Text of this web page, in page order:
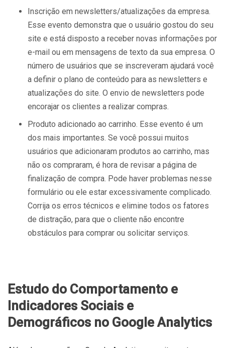
Inscrição em newsletters/atualizações da empresa.
Esse evento demonstra que o usuário gostou do seu
site e está disposto a receber novas informações por
e-mail ou em mensagens de texto da sua empresa. O
número de usuários que se inscreveram ajudará você
a definir o plano de conteúdo para as newsletters e
atualizações do site. O envio de newsletters pode
encorajar os clientes a realizar compras.
Produto adicionado ao carrinho. Esse evento é um
dos mais importantes. Se você possui muitos
usuários que adicionaram produtos ao carrinho, mas
não os compraram, é hora de revisar a página de
finalização de compra. Pode haver problemas nesse
formulário ou ele estar excessivamente complicado.
Corrija os erros técnicos e elimine todos os fatores
de distração, para que o cliente não encontre
obstáculos para comprar ou solicitar serviços.
Estudo do Comportamento e
Indicadores Sociais e
Demográficos no Google Analytics